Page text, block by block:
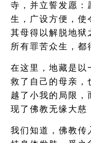
寺，并立誓发愿：
生，广设方便，使
其母得以解脱地狱
所有罪苦众生，都
在这里，地藏是以
救了自己的母亲，
越了小我的局限，
现了佛教无缘大慈
我们知道，佛教传